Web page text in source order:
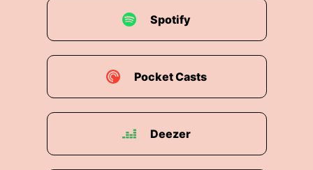
Spotify
Pocket Casts
Deezer